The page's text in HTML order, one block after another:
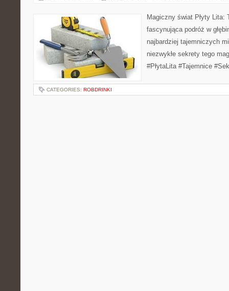
Magiczny świat Płyty Lita:
fascynująca podróż w
najbardziej tajemniczych
niezwykłe sekrety tego
#PłytaLita #Tajemnice
CATEGORIES: ROBDRINKI